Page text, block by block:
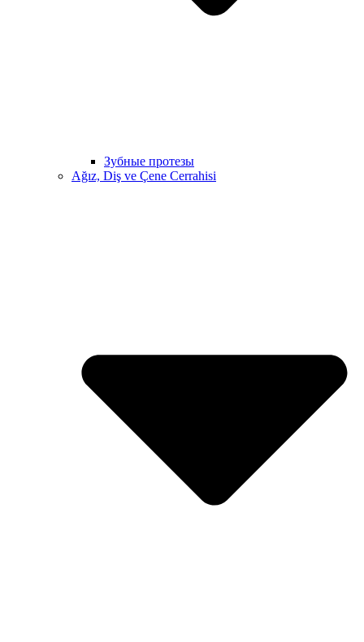
Зубные протезы
Ağız, Diş ve Çene Cerrahisi